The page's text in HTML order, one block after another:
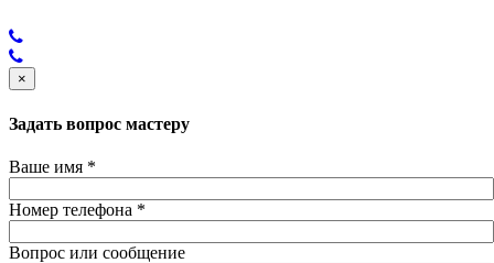
×
Задать вопрос мастеру
Ваше имя *
Номер телефона *
Вопрос или сообщение